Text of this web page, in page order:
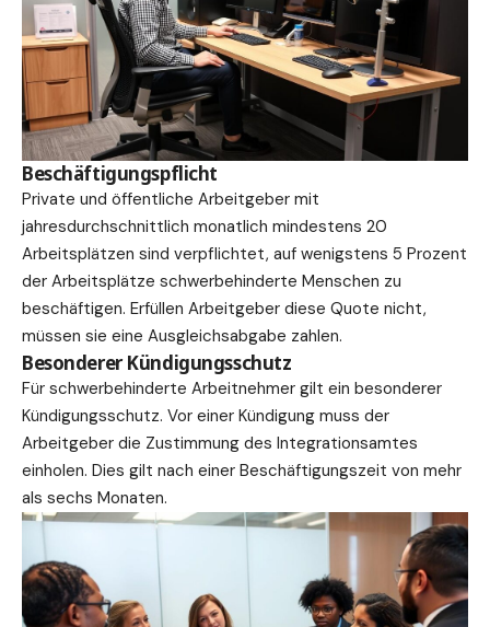
Beschäftigungspflicht
Private und öffentliche Arbeitgeber mit
jahresdurchschnittlich monatlich mindestens 20
Arbeitsplätzen sind verpflichtet, auf wenigstens 5 Prozent
der Arbeitsplätze schwerbehinderte Menschen zu
beschäftigen. Erfüllen Arbeitgeber diese Quote nicht,
müssen sie eine Ausgleichsabgabe zahlen.
Besonderer Kündigungsschutz
Für schwerbehinderte Arbeitnehmer gilt ein besonderer
Kündigungsschutz. Vor einer Kündigung muss der
Arbeitgeber die Zustimmung des Integrationsamtes
einholen. Dies gilt nach einer Beschäftigungszeit von mehr
als sechs Monaten.